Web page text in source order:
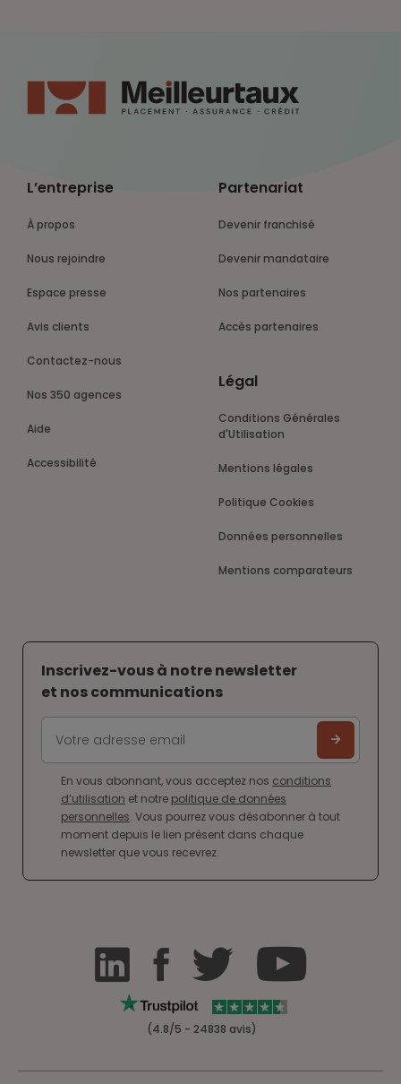
L’entreprise
À propos
Nous rejoindre
Espace presse
Avis clients
Contactez-nous
Nos 350 agences
Aide
Accessibilité
Partenariat
Devenir franchisé
Devenir mandataire
Nos partenaires
Accès partenaires
Légal
Conditions Générales
d'Utilisation
Mentions légales
Politique Cookies
Données personnelles
Mentions comparateurs
Inscrivez-vous à notre newsletter
et nos communications
En vous abonnant, vous acceptez nos conditions
d’utilisation et notre politique de données
personnelles. Vous pourrez vous désabonner à tout
moment depuis le lien présent dans chaque
newsletter que vous recevrez.
(4.8/5 - 24838 avis)